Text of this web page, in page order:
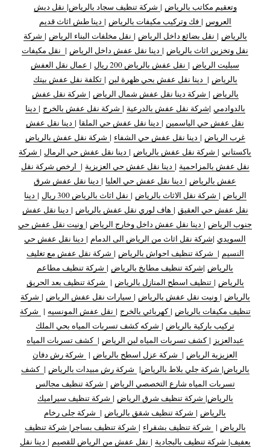
وتعقيم مكاتب بالرياض | شركة تنظيف سجاد بالرياض| نقل دبش
العروس | فك وتركيب مكيفات بالرياض | دينا طش اثاث قديم
بالرياض | نقل بضائع داخل الرياض | نقل مخلفات البناء الرياض | شركة
نقل وتخزين اثاث بالرياض | دينا نقل عفش داخل الرياض | نقل مكيفات
سبليت الرياض | نقل عفش بالرياض 200 ريال | عمال نقل العفش
بالرياض | دينا نقل عفش بحي ظهرة لبن | تكلفة نقل عفش بيتك
بالرياض | شركة دينا نقل عفش شمال الرياض | شركة نقل عفش
بالدوادمي |شركة نقل عفش بالدرعية | شركة نقل عفش بالخرج | دينا
نقل عفش حي الياسمين | دينا نقل عفش حي الملقا | دينا نقل عفش
غرب الرياض | دينا نقل عفش حي الشفاء | شركة نقل عفش بالرياض
باكستاني | شركة نقل عفش بالرياض | دينا نقل عفش حي الرمال | شركة
نقل عفش بالمزاحمية | دينا نقل عفش حي العزيزية | ارخص شركة نقل
عفش بالرياض | دينا نقل عفش حي العليا | دينا نقل عفش شرق
الرياض | شركة نقل الاثاث بالرياض | نقل اثاث بالرياض 300 ريال | دينا
نقل عفش حي العقيق | هاف لوري نقل عفش بالرياض | دينا نقل عفش
جنوب الرياض | دينا نقل عفش داخل وخارج الرياض | ونيت نقل عفش حي
السويدي |شركة نقل اثاث من الرياض الى الدمام | دينا نقل عفش حي
النسيم | شركة تنظيف احواش بالرياض | شركة نقل عفش مع تغليف
بالرياض |شركة تنظيف مطابخ بالرياض | شركة تنظيف مطاعم
بالرياض | تنظيف اسطح المنازل بالرياض | شركة تنظيف بعد الحريق
بالرياض | ونيت نقل عفش بالرياض | سيارات نقل عفش الرياض | شركة
تنظيف مكيفات بالرياض |كهربائي بالخرج | نقل عفش المونسيه | شركة
تركيب باركية بالرياض | شركه كشف تسربات المياه بحي الملك
عبدالعزيز |كشف تسربات المياه لبن الرياض | كشف تسربات المياه
العزيزية الرياض | شركة عزل اسطح بالرياض | شركة رش دفان
بالرياض| شركة جلي بلاط بالرياض| شركة رش مبيدات بالرياض | كشف
تسربات المياه شارع التخصصي الرياض | شركة تنظيف مجالس
بالرياض| شركة تنظيف شرق الرياض | شركة تنظيف سيراميك
بالرياض | شركة تنظيف شقق بالرياض | شركة جلى رخام
بالرياض | شركة تنظيف بشقراء | شركة تنظيف بساجر | شركة تنظيف
بعفيف| شركة تنظيف بالبجادية | نقل عفش من الرياض للقصيم | دينا نقل